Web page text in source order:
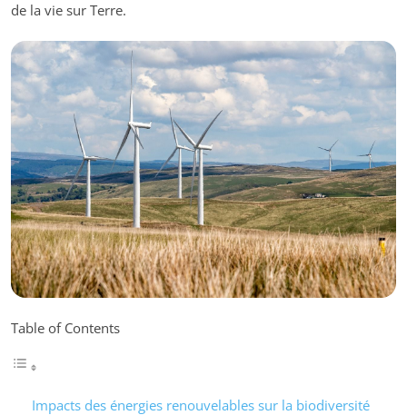
de la vie sur Terre.
Table of Contents
Impacts des énergies renouvelables sur la biodiversité